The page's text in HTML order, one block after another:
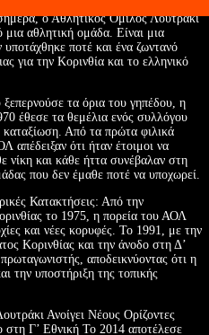
ο Αθλητικός Όμιλος Λουτράκι
αθλητική ομάδα. Είναι μια
ποτέ και ένα ζωντανό
για την Κορινθία και το ελληνικό
τα όρια του γηπέδου, η
έθεσε τα θεμέλια ενός συλλόγου
Από τα πρώτα φιλικά
απέδειξαν ότι ήταν έτοιμοι να
νίκη και κάθε ήττα συνέβαλαν στη
που δεν έμαθε ποτέ να υποχωρεί.
Κατακτήσεις: Από την
το 1975, η πορεία του ΑΟΛ
και νέες κορυφές. Το 1991, με την
Κορινθίας και την άνοδο στη Δ’
αποδεικνύοντας ότι η
την υποστήριξη της τοπικής
Ανοίγει Νέους Ορίζοντες
Γ’ Εθνική Το 2014 αποτέλεσε